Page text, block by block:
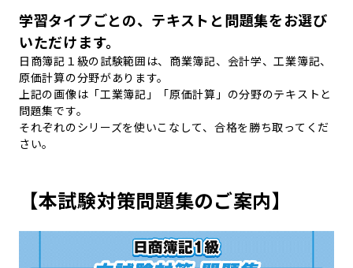
学習タイプごとの、テキストと問題集をお選び
いただけます。
日商簿記１級の試験範囲は、商業簿記、会計学、工業簿記、
原価計算の分野があります。
上記の画像は「工業簿記」「原価計算」の分野のテキストと
問題集です。
それぞれのシリーズを使いこなして、合格を勝ち取ってくだ
さい。
【本試験対策問題集のご案内】